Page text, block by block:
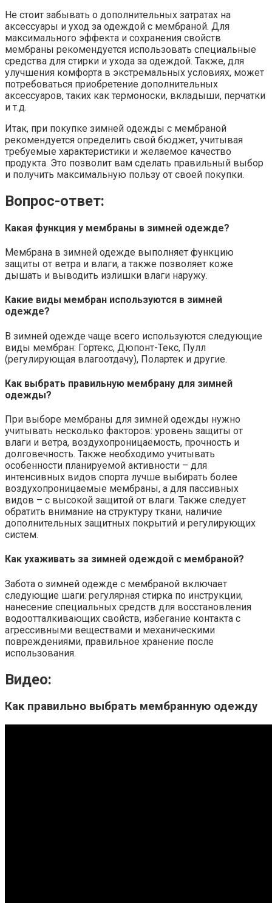
Не стоит забывать о дополнительных затратах на
аксессуары и уход за одеждой с мембраной. Для
максимального эффекта и сохранения свойств
мембраны рекомендуется использовать специальные
средства для стирки и ухода за одеждой. Также, для
улучшения комфорта в экстремальных условиях, может
потребоваться приобретение дополнительных
аксессуаров, таких как термоноски, вкладыши, перчатки
и т.д.
Итак, при покупке зимней одежды с мембраной
рекомендуется определить свой бюджет, учитывая
требуемые характеристики и желаемое качество
продукта. Это позволит вам сделать правильный выбор
и получить максимальную пользу от своей покупки.
Вопрос-ответ:
Какая функция у мембраны в зимней одежде?
Мембрана в зимней одежде выполняет функцию
защиты от ветра и влаги, а также позволяет коже
дышать и выводить излишки влаги наружу.
Какие виды мембран используются в зимней
одежде?
В зимней одежде чаще всего используются следующие
виды мембран: Гортекс, Дюпонт-Текс, Пулл
(регулирующая влагоотдачу), Полартек и другие.
Как выбрать правильную мембрану для зимней
одежды?
При выборе мембраны для зимней одежды нужно
учитывать несколько факторов: уровень защиты от
влаги и ветра, воздухопроницаемость, прочность и
долговечность. Также необходимо учитывать
особенности планируемой активности – для
интенсивных видов спорта лучше выбирать более
воздухопроницаемые мембраны, а для пассивных
видов – с высокой защитой от влаги. Также следует
обратить внимание на структуру ткани, наличие
дополнительных защитных покрытий и регулирующих
систем.
Как ухаживать за зимней одеждой с мембраной?
Забота о зимней одежде с мембраной включает
следующие шаги: регулярная стирка по инструкции,
нанесение специальных средств для восстановления
водоотталкивающих свойств, избегание контакта с
агрессивными веществами и механическими
повреждениями, правильное хранение после
использования.
Видео:
Как правильно выбрать мембранную одежду